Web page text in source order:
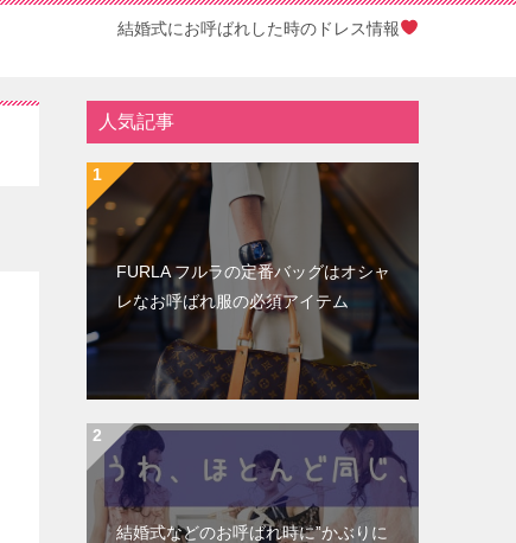
結婚式にお呼ばれした時のドレス情報
人気記事
FURLA フルラの定番バッグはオシャ
レなお呼ばれ服の必須アイテム
結婚式などのお呼ばれ時に”かぶりに